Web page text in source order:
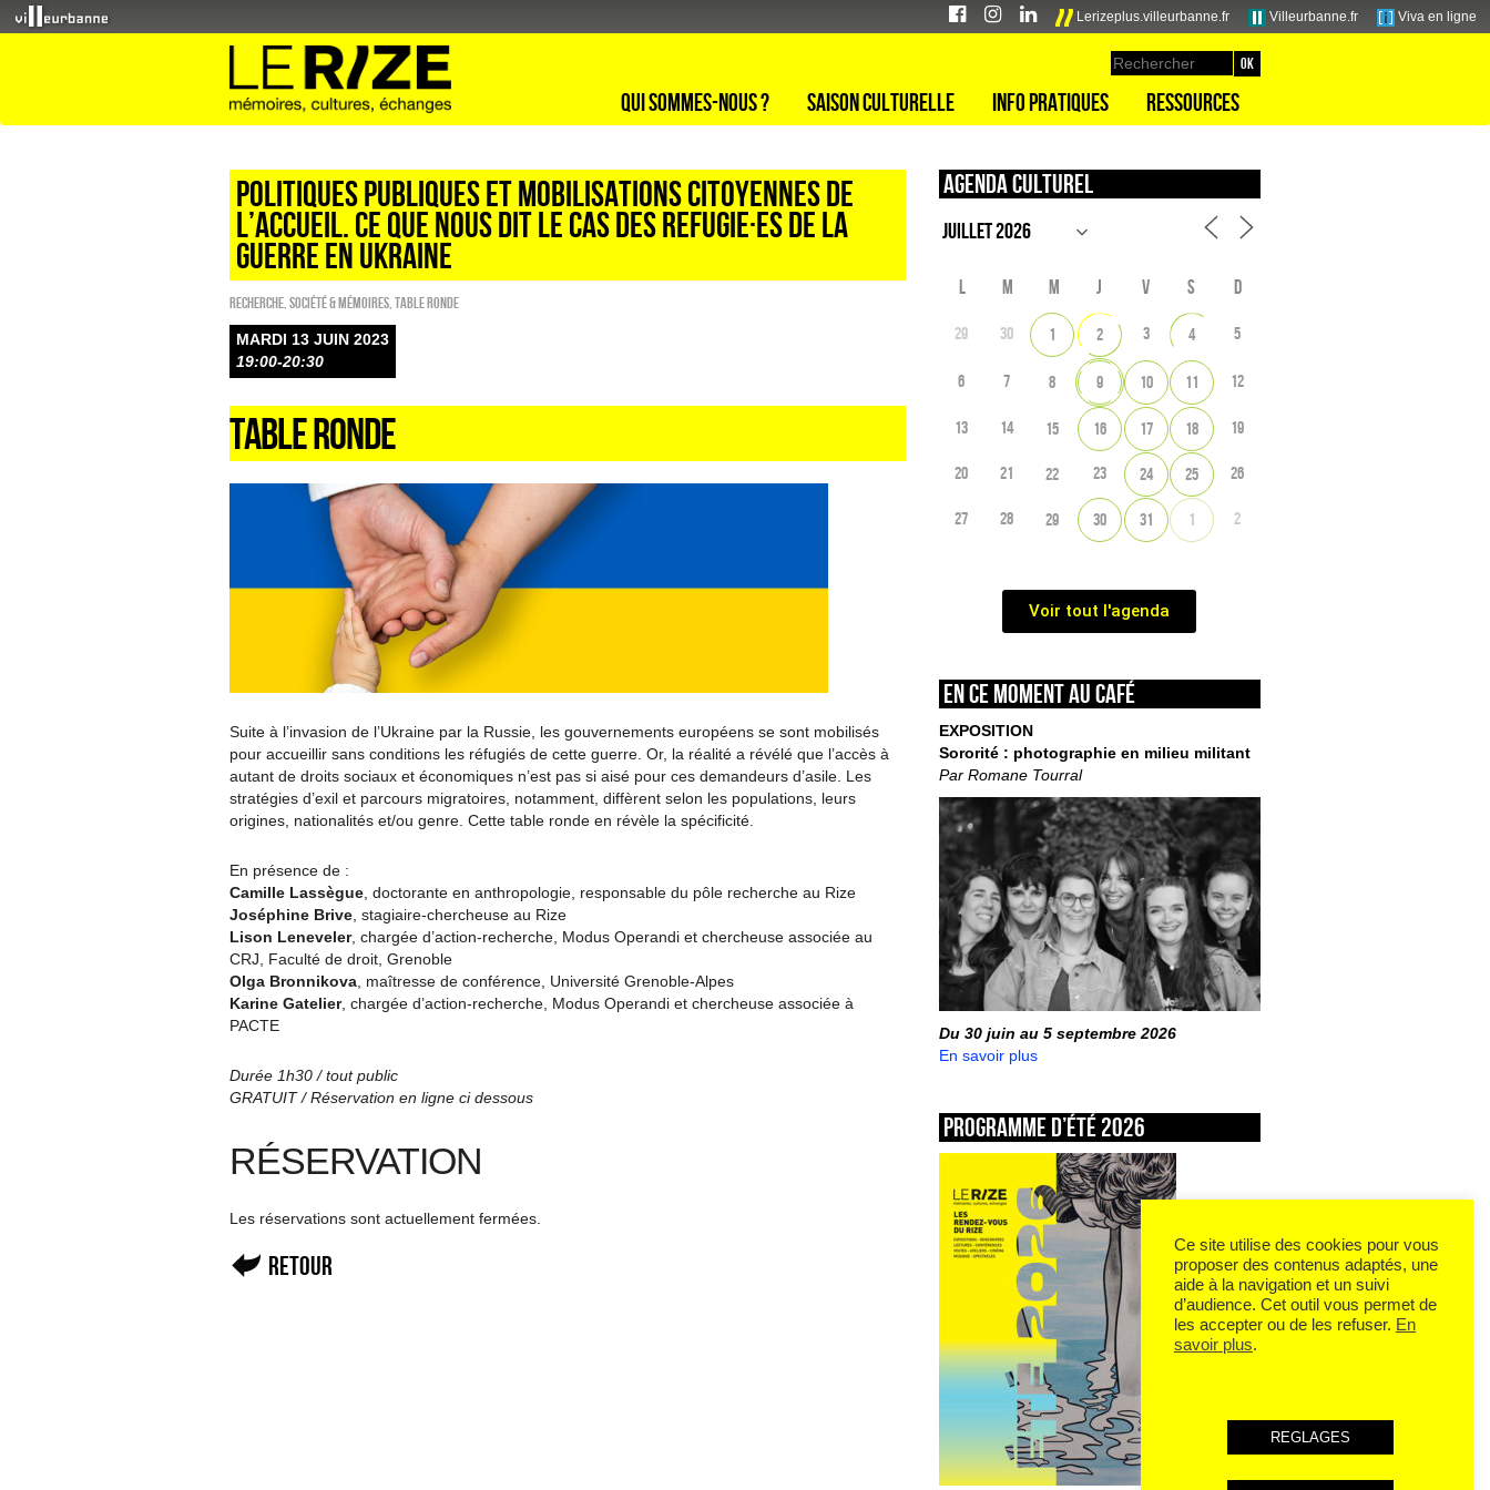
Lerizeplus.villeurbanne.fr Villeurbanne.fr Viva en ligne
Qui sommes-nous ? Saison culturelle Info pratiques Ressources
POLITIQUES PUBLIQUES ET MOBILISATIONS CITOYENNES DE
L’ACCUEIL. CE QUE NOUS DIT LE CAS DES REFUGIE·ES DE LA
GUERRE EN UKRAINE
Recherche Société & Mémoires Table ronde
MARDI 13 JUIN 2023
19:00-20:30
TABLE RONDE
Suite à l’invasion de l’Ukraine par la Russie, les gouvernements européens se sont mobilisés
pour accueillir sans conditions les réfugiés de cette guerre. Or, la réalité a révélé que l’accès à
autant de droits sociaux et économiques n’est pas si aisé pour ces demandeurs d’asile. Les
stratégies d’exil et parcours migratoires, notamment, diffèrent selon les populations, leurs
origines, nationalités et/ou genre. Cette table ronde en révèle la spécificité.
En présence de :
Camille Lassègue, doctorante en anthropologie, responsable du pôle recherche au Rize
Joséphine Brive, stagiaire-chercheuse au Rize
Lison Leneveler, chargée d’action-recherche, Modus Operandi et chercheuse associée au
CRJ, Faculté de droit, Grenoble
Olga Bronnikova, maîtresse de conférence, Université Grenoble-Alpes
Karine Gatelier, chargée d’action-recherche, Modus Operandi et chercheuse associée à
PACTE
Durée 1h30 / tout public
GRATUIT / Réservation en ligne ci dessous
RÉSERVATION
Les réservations sont actuellement fermées.
Retour
Agenda culturel
L M M J V S D
29 30 1 2 3 4 5
6 7 8 9 10 11 12
13 14 15 16 17 18 19
20 21 22 23 24 25 26
27 28 29 30 31 1 2
Voir tout l'agenda
En ce moment au café
EXPOSITION
Sororité : photographie en milieu militant
Par Romane Tourral
Du 30 juin au 5 septembre 2026
En savoir plus
Programme d’été 2026
Ce site utilise des cookies pour vous
proposer des contenus adaptés, une
aide à la navigation et un suivi
d’audience. Cet outil vous permet de
les accepter ou de les refuser. En
savoir plus.
REGLAGES